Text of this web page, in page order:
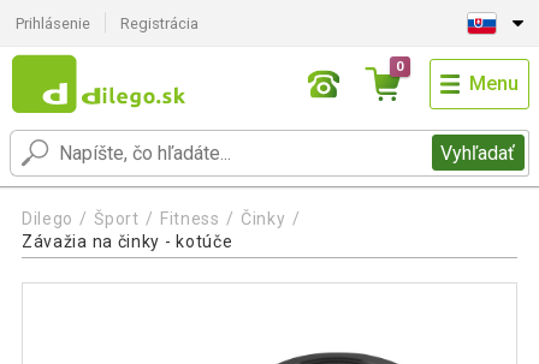
Prihlásenie Registrácia
Vyhľadať
0
Menu
Dilego Šport Fitness
Činky
Závažia na činky - kotúče